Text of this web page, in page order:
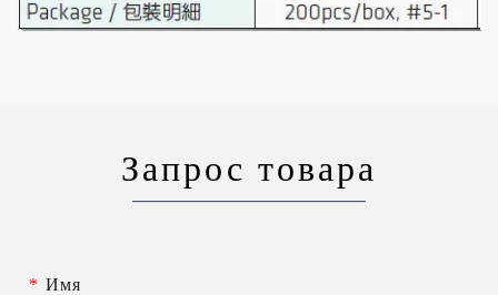
Запрос товара
* Имя